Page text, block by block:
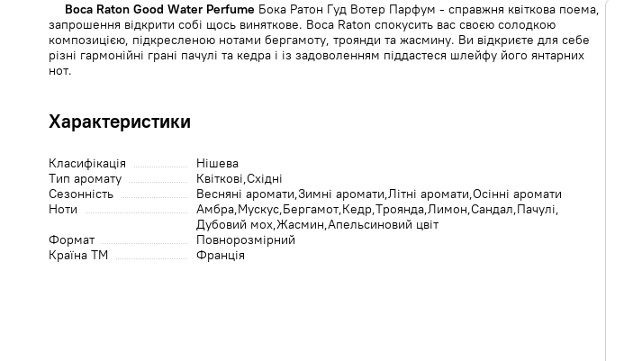
Boca Raton Good Water Perfume Бока Ратон Гуд Вотер Парфум - справжня квіткова поема,
запрошення відкрити собі щось виняткове. Boca Raton спокусить вас своєю солодкою
композицією, підкресленою нотами бергамоту, троянди та жасмину. Ви відкриєте для себе
різні гармонійні грані пачулі та кедра і із задоволенням піддастеся шлейфу його янтарних
нот.
Характеристики
Класифікація
Нішева
Тип аромату
Квіткові Східні
Сезонність
Весняні аромати Зимні аромати Літні аромати Осінні аромати
Ноти
Амбра Мускус Бергамот Кедр Троянда Лимон Сандал Пачулі
Дубовий мох Жасмин Апельсиновий цвіт
Формат
Повнорозмірний
Країна ТМ
Франція